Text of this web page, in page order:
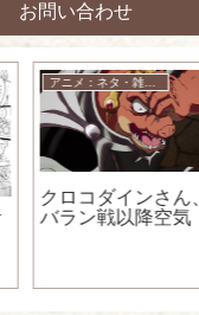
お問い合わせ
アニメ：ネタ・雑談・ニュース
クロコダインさん、
バラン戦以降空気